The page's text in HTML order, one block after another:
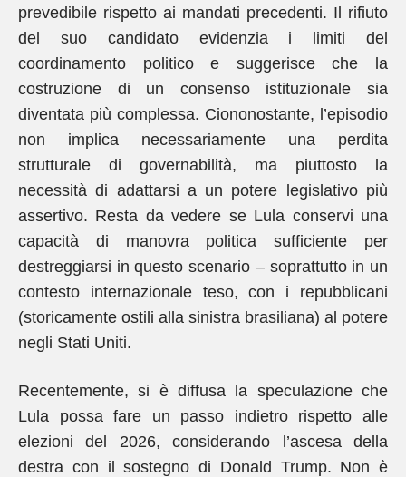
prevedibile rispetto ai mandati precedenti. Il rifiuto
del suo candidato evidenzia i limiti del
coordinamento politico e suggerisce che la
costruzione di un consenso istituzionale sia
diventata più complessa. Ciononostante, l’episodio
non implica necessariamente una perdita
strutturale di governabilità, ma piuttosto la
necessità di adattarsi a un potere legislativo più
assertivo. Resta da vedere se Lula conservi una
capacità di manovra politica sufficiente per
destreggiarsi in questo scenario – soprattutto in un
contesto internazionale teso, con i repubblicani
(storicamente ostili alla sinistra brasiliana) al potere
negli Stati Uniti.
Recentemente, si è diffusa la speculazione che
Lula possa fare un passo indietro rispetto alle
elezioni del 2026, considerando l’ascesa della
destra con il sostegno di Donald Trump. Non è